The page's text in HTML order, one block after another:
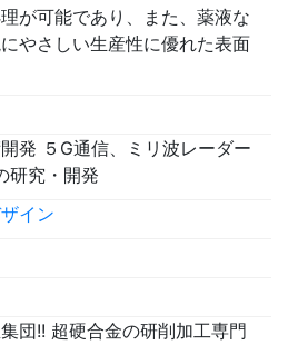
が可能であり、また、薬液な
やさしい生産性に優れた表面
発 ５G通信、ミリ波レーダー
研究・開発
ザイン
団!! 超硬合金の研削加工専門